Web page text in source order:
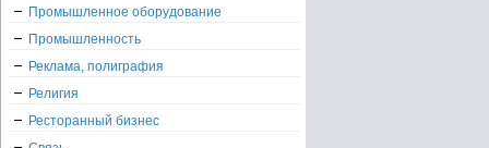
Промышленное оборудование
Промышленность
Реклама, полиграфия
Религия
Ресторанный бизнес